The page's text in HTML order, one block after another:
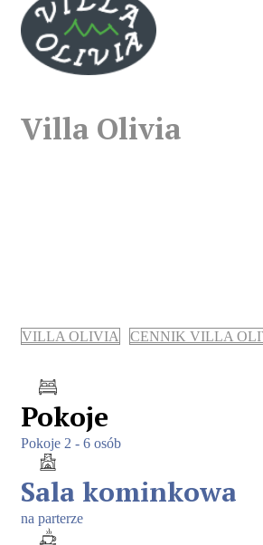
Villa Olivia
VILLA OLIVIA CENNIK VILLA
Pokoje
Pokoje 2 - 6 osób
Sala kominkowa
na parterze